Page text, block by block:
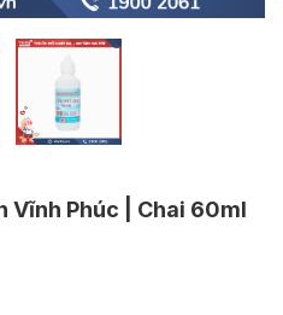
Vĩnh Phúc | Chai 60ml